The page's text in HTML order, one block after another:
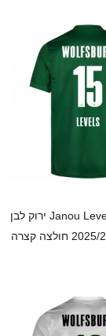
ילדים Janou Levels #15 ירוק לבן